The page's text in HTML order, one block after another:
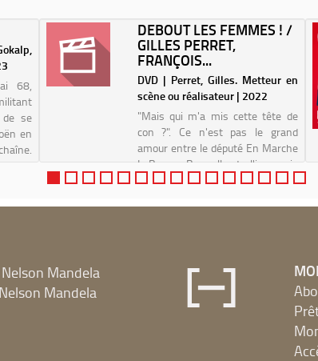
68,
de se
en
ses
DEBOUT LES FEMMES ! /
GILLES PERRET,
FRANÇOIS...
DVD | Perret, Gilles. Metteur en
scène ou réalisateur | 2022
"Mais qui m'a mis cette tête de
con ?". Ce n'est pas le grand
amour entre le député En Marche
! Bruno Bonnell et l'insoumis
François Ruffin. Et pourtant...
movie parlementaire" à la
Mandela
Mandela